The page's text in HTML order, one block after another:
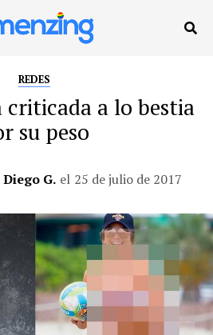
REDES
criticada a lo bestia
su peso
Diego G. el 25 de julio de 2017